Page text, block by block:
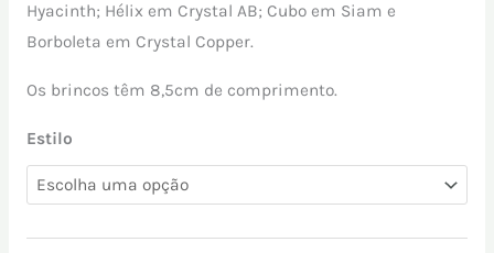
Hyacinth; Hélix em Crystal AB; Cubo em Siam e
Borboleta em Crystal Copper.
Os brincos têm 8,5cm de comprimento.
Estilo